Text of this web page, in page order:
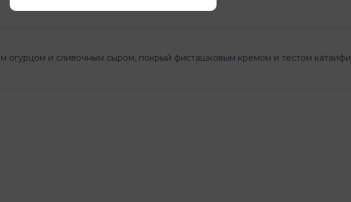
огурцом и сливочным сыром, покрый фисташковым кремом и тестом катаифи